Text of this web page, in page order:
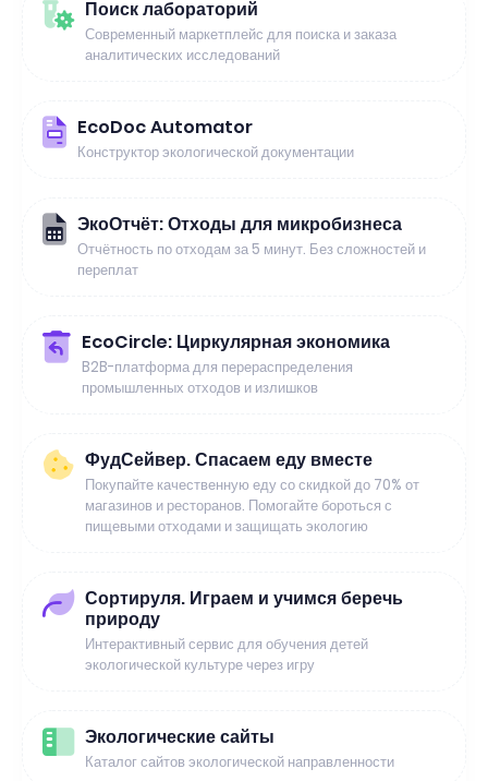
Поиск лабораторий
Современный маркетплейс для поиска и заказа
аналитических исследований
EcoDoc Automator
Конструктор экологической документации
ЭкоОтчёт: Отходы для микробизнеса
Отчётность по отходам за 5 минут. Без сложностей и
переплат
EcoCircle: Циркулярная экономика
B2B-платформа для перераспределения
промышленных отходов и излишков
ФудСейвер. Спасаем еду вместе
Покупайте качественную еду со скидкой до 70% от
магазинов и ресторанов. Помогайте бороться с
пищевыми отходами и защищать экологию
Сортируля. Играем и учимся беречь
природу
Интерактивный сервис для обучения детей
экологической культуре через игру
Экологические сайты
Каталог сайтов экологической направленности